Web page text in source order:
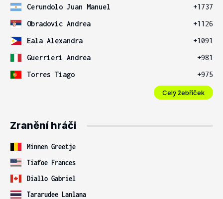
Cerundolo Juan Manuel
+1737
Obradovic Andrea
+1126
Eala Alexandra
+1091
Guerrieri Andrea
+981
Torres Tiago
+975
Celý žebříček
Zranění hráči
Minnen Greetje
Tiafoe Frances
Diallo Gabriel
Tararudee Lanlana